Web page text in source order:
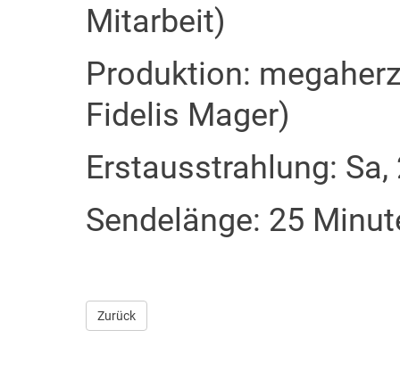
Mitarbeit)
Produktion:
Fidelis Mager)
Erstausstrahlung: Sa,
Sendelänge: 25
Zurück